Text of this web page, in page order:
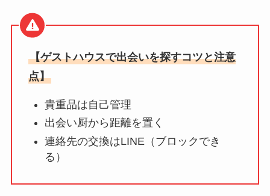
【ゲストハウスで出会いを探すコツと注意
点】
貴重品は自己管理
出会い厨から距離を置く
連絡先の交換はLINE（ブロックでき
る）